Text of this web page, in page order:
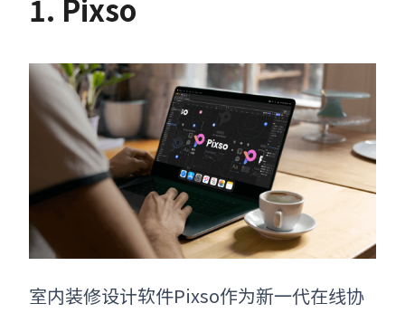
1. Pixso
室内装修设计软件Pixso作为新一代在线协